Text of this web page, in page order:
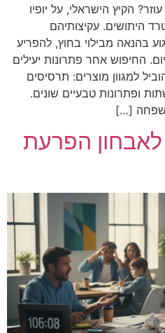
הקיץ הישראלי, על יופיו
היתושים. עקיצותיהם
בהנאה מבילוי בחוץ, להפריע
החיפוש אחר פתרונות יעילים
למגוון מוצרים: תרסיסים
ופתרונות טבעיים שונים.
[…]
הפרעת